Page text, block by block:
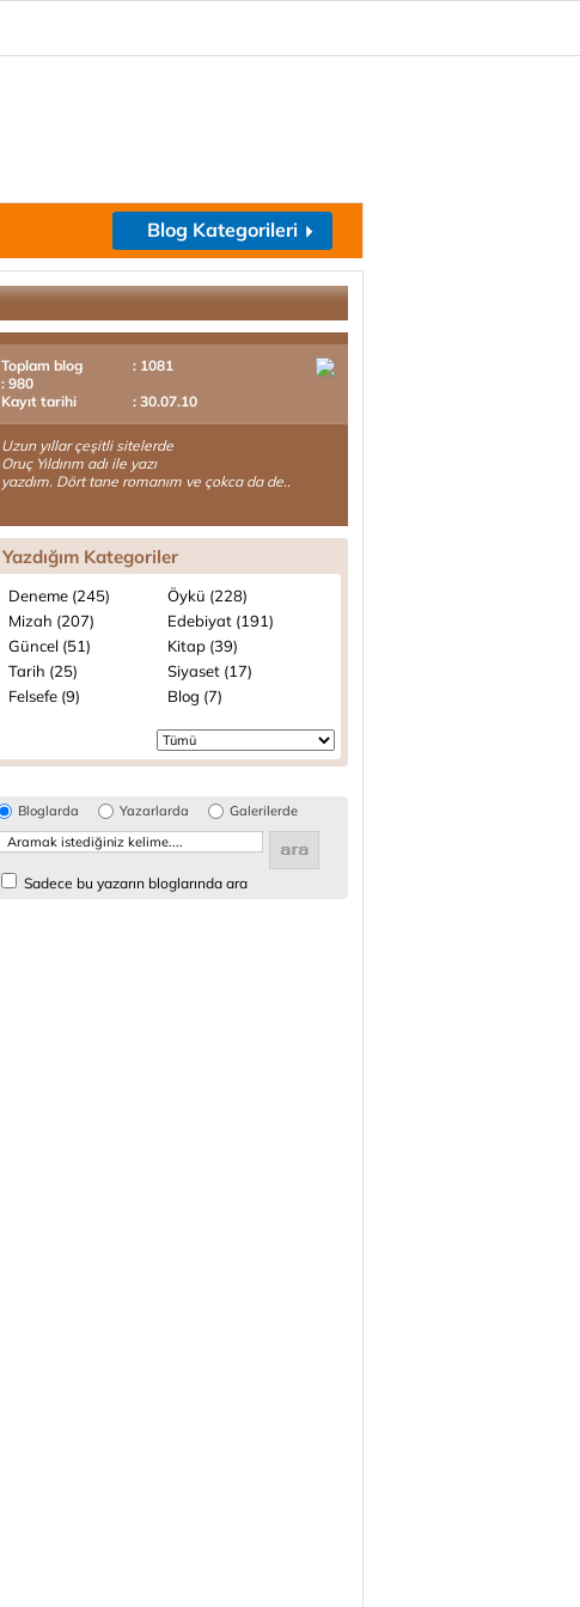
Blog Kategorileri
Toplam blog
: 1081
: 980
Kayıt tarihi
: 30.07.10
Uzun yıllar çeşitli sitelerde
Oruç Yıldırım adı ile yazı
yazdım. Dört tane romanım ve çokca da de..
Yazdığım Kategoriler
Deneme (245)
Öykü (228)
Mizah (207)
Edebiyat (191)
Güncel (51)
Kitap (39)
Tarih (25)
Siyaset (17)
Felsefe (9)
Blog (7)
Bloglarda Yazarlarda Galerilerde
Sadece bu yazarın bloglarında ara